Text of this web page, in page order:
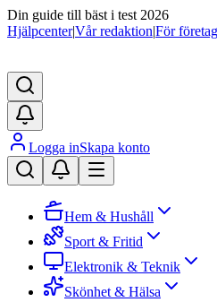
Din guide till bäst i test 2026
Hjälpcenter|Vår redaktion|För företag
Logga inSkapa konto
Hem & Hushåll
Sport & Fritid
Elektronik & Teknik
Skönhet & Hälsa